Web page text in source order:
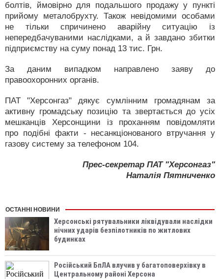
болтів, ймовірно для подальшого продажу у пункті
прийому металобрухту. Також невідомими особами
не тільки спричинено аварійну ситуацію із
непередбачуваними наслідками, а й завдано збитки
підприємству на суму понад 13 тис. Грн.
За даним випадком направлено заяву до
правоохоронних органів.
ПАТ "Херсонгаз" дякує сумлінним громадянам за
активну громадську позицію та звертається до усіх
мешканців Херсонщини із проханням повідомляти
про подібні факти - несанкціонованого втручання у
газову систему за телефоном 104.
Прес-секретар ПАТ "Херсонгаз"
Наталія Пятниченко
ОСТАННІ НОВИНИ
Херсонські рятувальники ліквідували наслідки
нічних ударів безпілотників по житлових
будинках
Російський БпЛА влучив у багатоповерхівку в
Центральному районі Херсона